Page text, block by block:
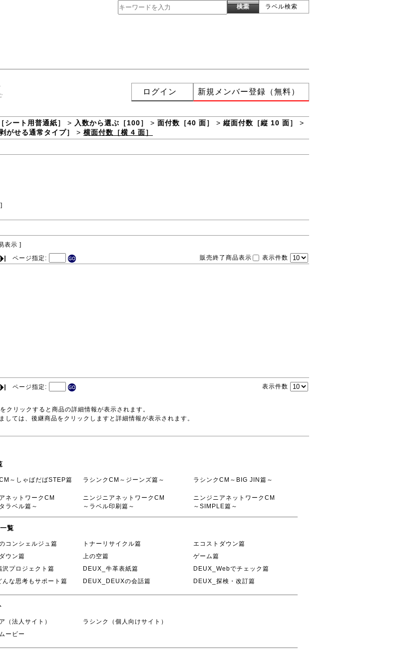
ラベル検索
ログイン 新規メンバー登録（無料）
シート用普通紙］ > 入数から選ぶ［100］ > 面付数［40 面］ > 縦面付数［縦 10 面］
>
がせる通常タイプ］
> 横面付数［横 4 面］
表示 ]
ページ指定: 販売終了商品表示 表示件数
ページ指定: 表示件数
クリックすると商品の詳細情報が表示されます。
しては、後継商品をクリックしますと詳細情報が表示されます。
～しゃばだばSTEP篇
ラシンクCM～ジーンズ篇～ ラシンクCM～BIG JIN篇～
ネットワークCM
ラベル篇～
ニンジニアネットワークCM
～ラベル印刷篇～
ニンジニアネットワークCM
～SIMPLE篇～
覧
コンシェルジュ篇 トナーリサイクル篇
エコストダウン篇
ウン篇
上の空篇
ゲーム篇
沢プロジェクト篇
DEUX_牛革表紙篇
DEUX_Webでチェック篇
んな思考もサポート篇
DEUX_DEUXの会話篇 DEUX_探検・改訂篇
（法人サイト）
ラシンク（個人向けサイト）
ービー